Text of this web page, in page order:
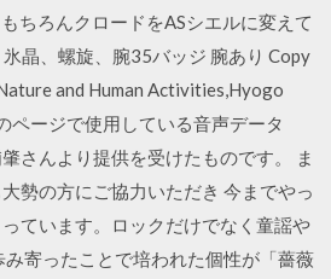
ちろんクロードをASシエルに変えて
晶、螺旋、腕35バッジ 腕あり Copy
and Human Activities,Hyogo
ージで使用している音声データ
さんより提供を受けたものです。 ま
勢の方にご協力いただき 今までやっ
ています。ロックだけでなく童謡や
寄ったことで培われた個性が「薔薇